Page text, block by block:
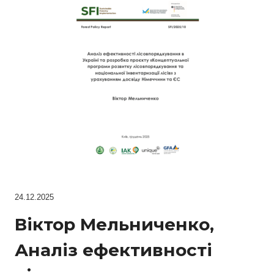
Віктор Meльниченкo,
Аналіз ефективності
24.12.2025